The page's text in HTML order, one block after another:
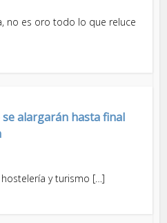
no es oro todo lo que reluce
se alargarán hasta final
hostelería y turismo […]